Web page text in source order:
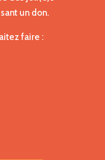
un don.
faire :